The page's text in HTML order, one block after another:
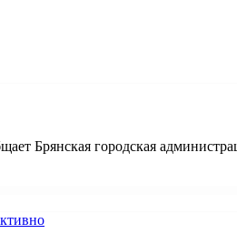
Брянская городская